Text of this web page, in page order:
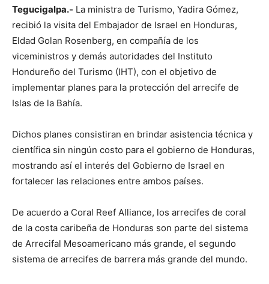
Tegucigalpa.- La ministra de Turismo, Yadira Gómez,
recibió la visita del Embajador de Israel en Honduras,
Eldad Golan Rosenberg, en compañía de los
viceministros y demás autoridades del Instituto
Hondureño del Turismo (IHT), con el objetivo de
implementar planes para la protección del arrecife de
Islas de la Bahía.
Dichos planes consistiran en brindar asistencia técnica y
científica sin ningún costo para el gobierno de Honduras,
mostrando así el interés del Gobierno de Israel en
fortalecer las relaciones entre ambos países.
De acuerdo a Coral Reef Alliance, los arrecifes de coral
de la costa caribeña de Honduras son parte del sistema
de Arrecifal Mesoamericano más grande, el segundo
sistema de arrecifes de barrera más grande del mundo.